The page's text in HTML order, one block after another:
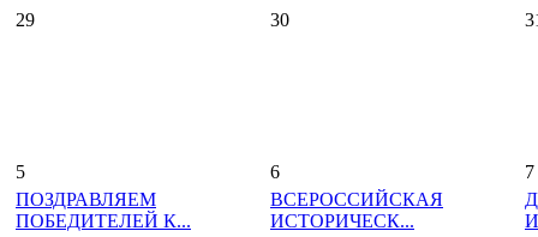
29
30
5
ПОЗДРАВЛЯЕМ
ПОБЕДИТЕЛЕЙ К...
6
ВСЕРОССИЙСКАЯ
ИСТОРИЧЕСК...
7